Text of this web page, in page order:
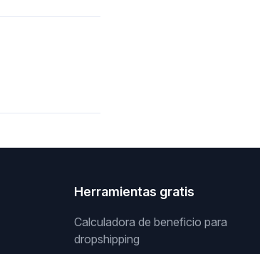
Herramientas gratis
Calculadora de beneficio para
dropshipping